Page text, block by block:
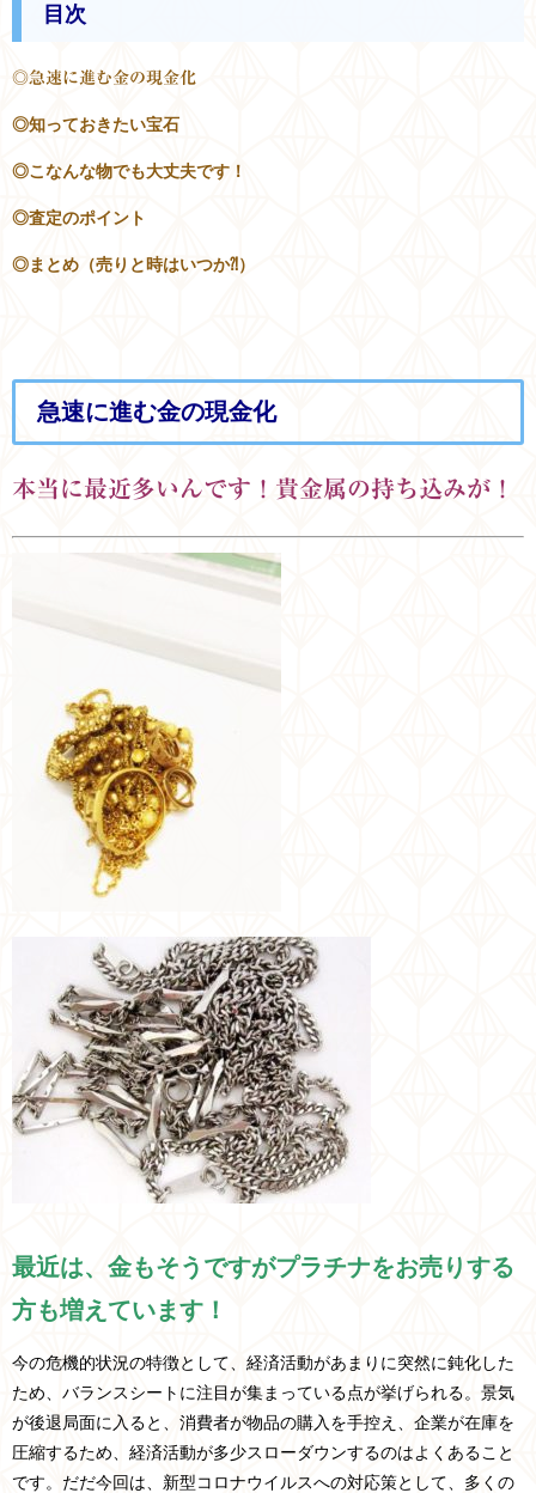
目次
◎急速に進む金の現金化
◎知っておきたい宝石
◎こなんな物でも大丈夫です！
◎査定のポイント
◎まとめ（売りと時はいつか⁈）
急速に進む金の現金化
本当に最近多いんです！貴金属の持ち込みが！
最近は、金もそうですがプラチナをお売りする
方も増えています！
今の危機的状況の特徴として、経済活動があまりに突然に鈍化した
ため、バランスシートに注目が集まっている点が挙げられる。景気
が後退局面に入ると、消費者が物品の購入を手控え、企業が在庫を
圧縮するため、経済活動が多少スローダウンするのはよくあること
です。だだ今回は、新型コロナウイルスへの対応策として、多くの